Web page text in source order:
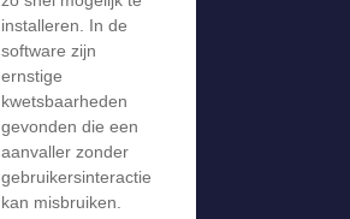
installeren. In de
software zijn
ernstige
kwetsbaarheden
gevonden die een
aanvaller zonder
gebruikersinteractie
kan misbruiken.